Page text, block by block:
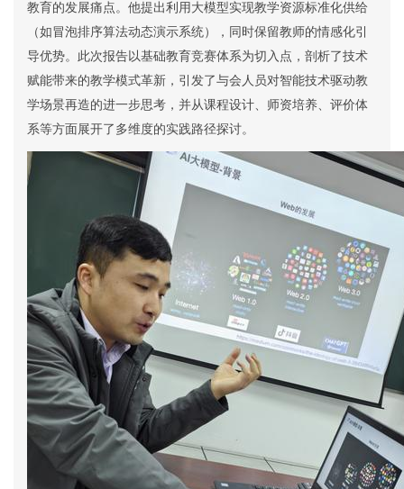
教育的发展痛点。他提出利用大模型实现教学资源标准化供给
（如冒泡排序算法动态演示系统），同时保留教师的情感化引
导优势。此次报告以基础教育竞赛体系为切入点，剖析了技术
赋能带来的教学模式革新，引发了与会人员对智能技术驱动教
学场景再造的进一步思考 ， 并从课程设计、师资培养、 评价体
系等方面展开了多维度的实践路径探讨。